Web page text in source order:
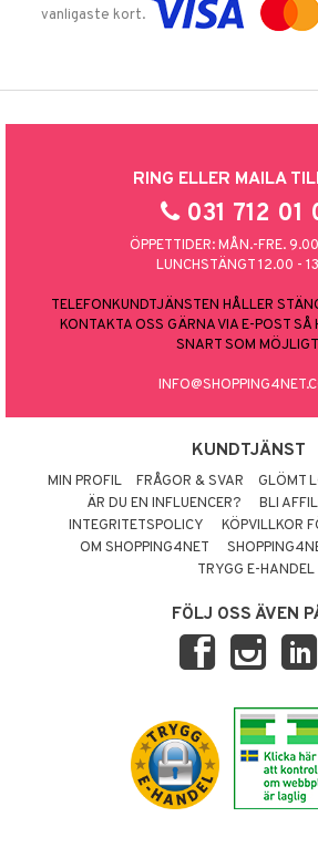
vanligaste kort.
RING ELLER MAILA
031 712 01
ÖPPETTIDER: MÅN.-FRE.
LUNCHSTÄNGT 12.00 -
TELEFONKUNDTJÄNSTEN HÅLLER
KONTAKTA OSS GÄRNA VIA E-POST SÅ
SNART SOM
KUNDTJÄNST
MIN PROFIL FRÅGOR & SVAR GLÖMT
ÄR DU EN INFLUENCER?
BLI
INTEGRITETSPOLICY
KÖPVILLKOR
OM SHOPPING4NET
TRYGG E-HANDEL
FÖLJ OSS ÄVEN